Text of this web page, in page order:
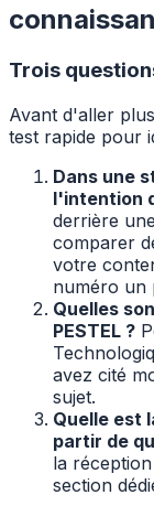
Trois
Avant d'aller
test rapide pour
Dans une
l'intention
derrière
comparer
votre
numéro un
Quelles
PESTEL ?
avez cité
sujet.
Quelle est
partir de
la
section